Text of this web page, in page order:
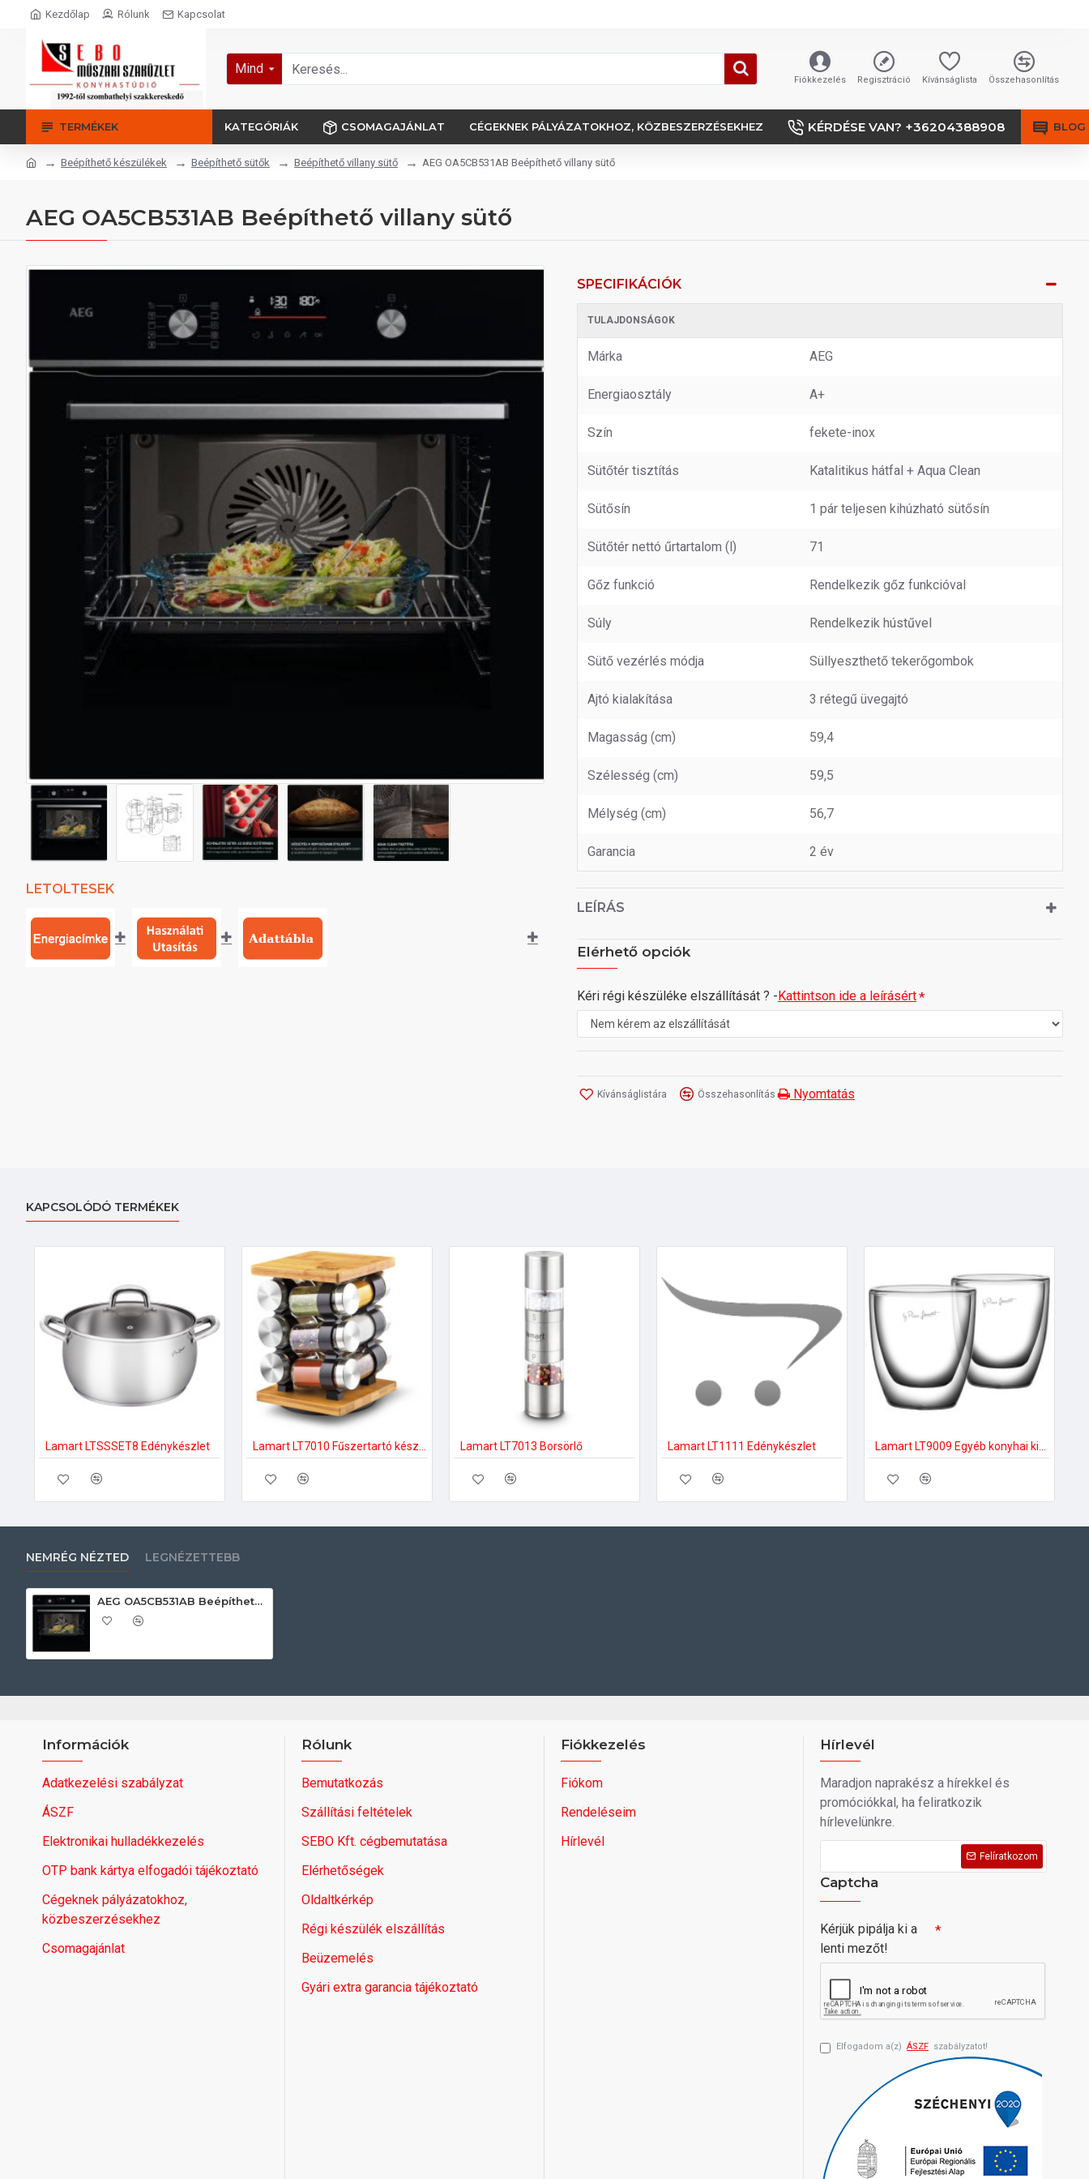
Kezdőlap Rólunk Kapcsolat
Mind
Fiókkezelés Regisztráció Kívánságlista Összehasonlítás
TERMÉKEK KATEGÓRIÁK CSOMAGAJÁNLAT CÉGEKNEK PÁLYÁZATOKHOZ, KÖZBESZERZÉSEKHEZ KÉRDÉSE VAN? +36204388908 BLOG
Beépíthető készülékek Beépíthető sütők Beépíthető villany sütő AEG OA5CB531AB Beépíthető villany sütő
AEG OA5CB531AB Beépíthető villany sütő
LETOLTESEK
SPECIFIKÁCIÓK
TULAJDONSÁGOK
Márka AEG
Energiaosztály A+
Szín fekete-inox
Sütőtér tisztítás Katalitikus hátfal + Aqua Clean
Sütősín 1 pár teljesen kihúzható sütősín
Sütőtér nettó űrtartalom (l) 71
Gőz funkció Rendelkezik gőz funkcióval
Súly Rendelkezik hústűvel
Sütő vezérlés módja Süllyeszthető tekerőgombok
Ajtó kialakítása 3 rétegű üvegajtó
Magasság (cm) 59,4
Szélesség (cm) 59,5
Mélység (cm) 56,7
Garancia 2 év
LEÍRÁS
Elérhető opciók
Kéri régi készüléke elszállítását ? -Kattintson ide a leírásért
Kívánságlistára Összehasonlítás Nyomtatás
KAPCSOLÓDÓ TERMÉKEK
Lamart LTSSSET8 Edénykészlet Lamart LT7013 Borsörlő Lamart LT1111 Edénykészlet
NEMRÉG NÉZTED LEGNÉZETTEBB
AEG OA5CB531AB Beépíthető villany sütő
Információk
Adatkezelési szabályzat
ÁSZF
Elektronikai hulladékkezelés
OTP bank kártya elfogadói tájékoztató
Cégeknek pályázatokhoz,
közbeszerzésekhez
Csomagajánlat
Rólunk
Bemutatkozás
Szállítási feltételek
SEBO Kft. cégbemutatása
Elérhetőségek
Oldaltkérkép
Régi készülék elszállítás
Beüzemelés
Gyári extra garancia tájékoztató
Fiókkezelés
Fiókom
Rendeléseim
Hírlevél
Hírlevél
Maradjon naprakész a hírekkel és
promóciókkal, ha feliratkozik
hírlevelünkre.
Felíratkozom
Captcha
Kérjük pipálja ki a
lenti mezőt!
Elfogadom a(z) ÁSZF szabályzatot!